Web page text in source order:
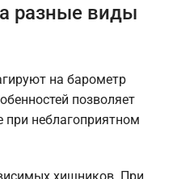
разные виды
на барометр
позволяет
при неблагоприятном
хищников. При